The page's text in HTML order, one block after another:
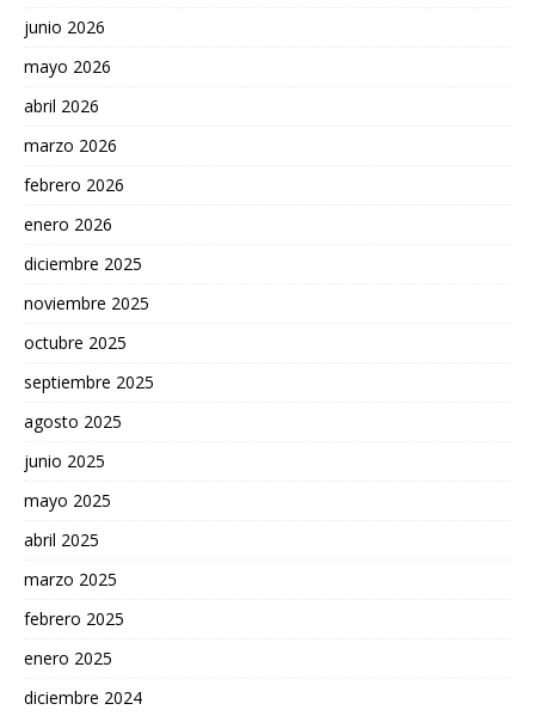
junio 2026
mayo 2026
abril 2026
marzo 2026
febrero 2026
enero 2026
diciembre 2025
noviembre 2025
octubre 2025
septiembre 2025
agosto 2025
junio 2025
mayo 2025
abril 2025
marzo 2025
febrero 2025
enero 2025
diciembre 2024